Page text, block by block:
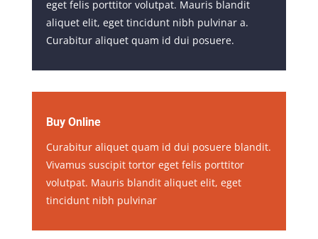
eget felis porttitor volutpat. Mauris blandit
aliquet elit, eget tincidunt nibh pulvinar a.
Curabitur aliquet quam id dui posuere.
Buy Online
Curabitur aliquet quam id dui posuere blandit.
Vivamus suscipit tortor eget felis porttitor
volutpat. Mauris blandit aliquet elit, eget
tincidunt nibh pulvinar